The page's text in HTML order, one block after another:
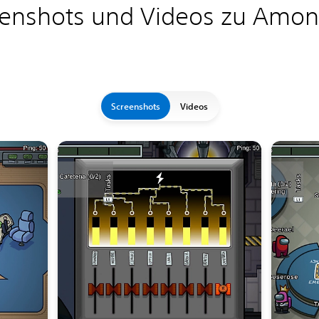
und Videos zu
Screenshots Videos